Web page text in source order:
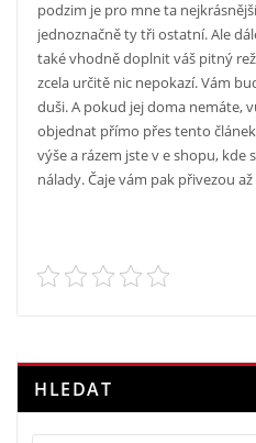
podzim je pro mne ta
jednoznačně ty tři ostatní. Ale
také vhodně doplnit váš pitný
zcela určitě nic nepokazí. Vám
duši. A pokud jej doma nemáte,
objednat přímo přes tento
výše a rázem jste v e shopu,
nálady. Čaje vám pak přivezou
HLEDAT